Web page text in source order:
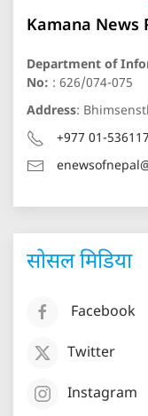
Kamana News
Department of
No: : 626/074-075
Address:
+977 01-
सोसल मिडिया
Facebook
Twitter
Instagram